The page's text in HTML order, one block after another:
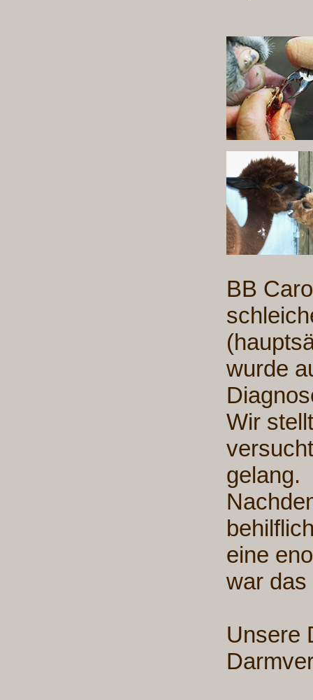
BB
wurde
Wir
gelang.
eine
war das
Unsere